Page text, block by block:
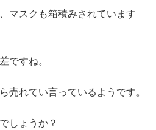
マスクも箱積みされています
ですね。
売れてい言っているようです。
しょうか？